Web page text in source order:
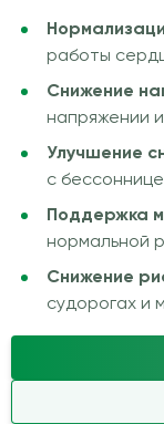
работы
Снижение
напряжении
Улучшение
с
Поддержка
нормальной
Снижение
судорогах и